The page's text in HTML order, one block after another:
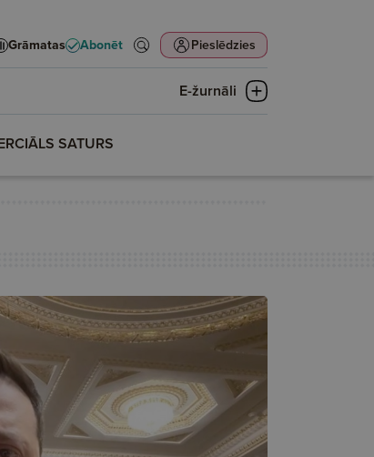
Grāmatas Abonēt Pieslēdzies
E-žurnāli
SATURS